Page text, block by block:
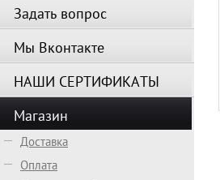
Задать вопрос
Мы Вконтакте
НАШИ СЕРТИФИКАТЫ
Магазин
Доставка
Оплата